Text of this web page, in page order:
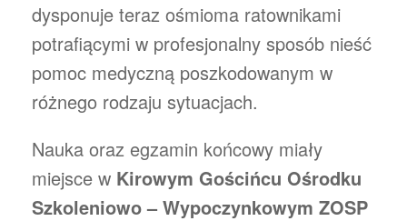
dysponuje teraz ośmioma ratownikami
potrafiącymi w profesjonalny sposób nieść
pomoc medyczną poszkodowanym w
różnego rodzaju sytuacjach.
Nauka oraz egzamin końcowy miały
miejsce w Kirowym Gościńcu Ośrodku
Szkoleniowo – Wypoczynkowym ZOSP